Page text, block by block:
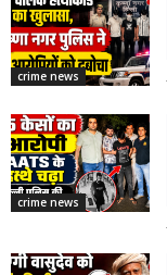
crime news
crime news